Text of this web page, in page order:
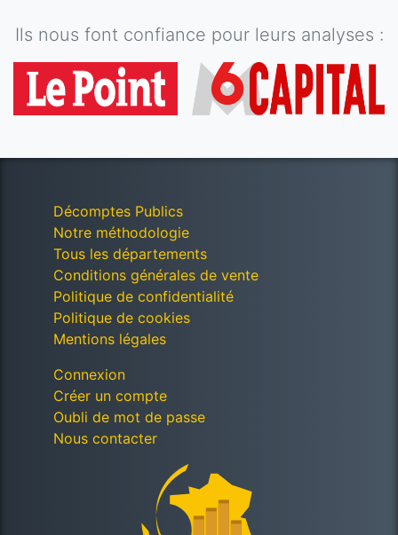
Ils nous font confiance pour leurs analyses :
Décomptes Publics
Notre méthodologie
Tous les départements
Conditions générales de vente
Politique de confidentialité
Politique de cookies
Mentions légales
Connexion
Créer un compte
Oubli de mot de passe
Nous contacter